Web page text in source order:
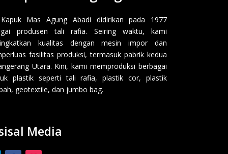
Mas Agung Abadi didirikan pada 1977
produsen tali rafia. Seiring waktu, kami
kualitas dengan mesin impor dan
fasilitas produksi, termasuk pabrik kedua
Utara. Kini, kami memproduksi berbagai
plastik seperti tali rafia, plastik cor, plastik
geotextile, dan jumbo bag.
Media